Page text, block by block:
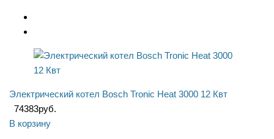
Электрический котел Bosch Tronic Heat 3000 12 Квт
74383руб.
В корзину